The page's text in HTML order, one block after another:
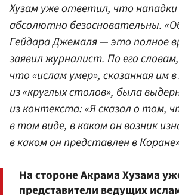
Хузам уже ответил, что
абсолютно безосновательны.
Гейдара Джемаля — это полное
заявил журналист. По его
что «ислам умер», сказанная им в
из «круглых столов», была
из контекста: «Я сказал о том,
в том виде, в каком он возник
в каком он представлен в
На стороне Акрама Хузама
представители ведущих